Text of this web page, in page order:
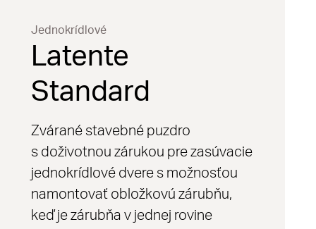
Jednokrídlové
Latente
Standard
Zvárané stavebné puzdro
s doživotnou zárukou pre zasúvacie
jednokrídlové dvere s možnosťou
namontovať obložkovú zárubňu,
keď je zárubňa v jednej rovine